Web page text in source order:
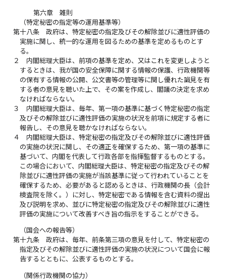
第六章 雑則
（特定秘密の指定等の運用基準等）
第十八条
政府は、特定秘密の指定及びその解除並びに適性評価の
実施に関し、統一的な運用を図るための基準を定めるものとす
る。
２
内閣総理大臣は、前項の基準を定め、又はこれを変更しようと
するときは、我が国の安全保障に関する情報の保護、行政機関等
の保有する情報の公開、公文書等の管理等に関し優れた識見を有
する者の意見を聴いた上で、その案を作成し、閣議の決定を求め
なければならない。
３
内閣総理大臣は、毎年、第一項の基準に基づく特定秘密の指定
及びその解除並びに適性評価の実施の状況を前項に規定する者に
報告し、その意見を聴かなければならない。
４
内閣総理大臣は、特定秘密の指定及びその解除並びに適性評価
の実施の状況に関し、その適正を確保するため、第一項の基準に
基づいて、内閣を代表して行政各部を指揮監督するものとする。
この場合において、内閣総理大臣は、特定秘密の指定及びその解
除並びに適性評価の実施が当該基準に従って行われていることを
確保するため、必要があると認めるときは、行政機関の長（会計
検査院を除く。）に対し、特定秘密である情報を含む資料の提出
及び説明を求め、並びに特定秘密の指定及びその解除並びに適性
評価の実施について改善すべき旨の指示をすることができる。
（国会への報告等）
第十九条
政府は、毎年、前条第三項の意見を付して、特定秘密の
指定及びその解除並びに適性評価の実施の状況について国会に報
告するとともに、公表するものとする。
（関係行政機関の協力）